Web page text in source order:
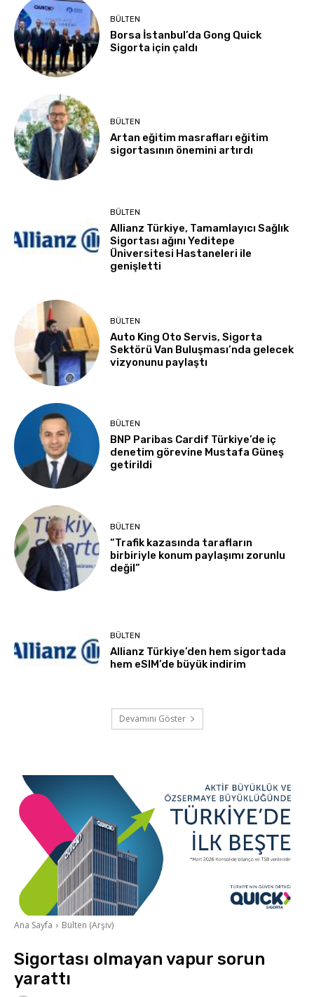
BÜLTEN
Borsa İstanbul’da Gong Quick
Sigorta için çaldı
BÜLTEN
Artan eğitim masrafları eğitim
sigortasının önemini artırdı
BÜLTEN
Allianz Türkiye, Tamamlayıcı Sağlık
Sigortası ağını Yeditepe
Üniversitesi Hastaneleri ile
genişletti
BÜLTEN
Auto King Oto Servis, Sigorta
Sektörü Van Buluşması’nda gelecek
vizyonunu paylaştı
BÜLTEN
BNP Paribas Cardif Türkiye’de iç
denetim görevine Mustafa Güneş
getirildi
BÜLTEN
“Trafik kazasında tarafların
birbiriyle konum paylaşımı zorunlu
değil”
BÜLTEN
Allianz Türkiye’den hem sigortada
hem eSIM’de büyük indirim
Devamını Göster